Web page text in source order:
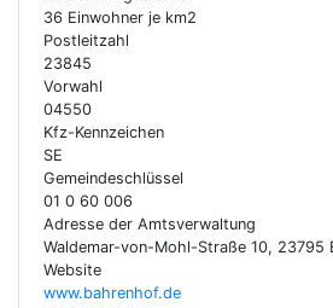
36 Einwohner je km2
Postleitzahl
23845
Vorwahl
04550
Kfz-Kennzeichen
SE
Gemeindeschlüssel
01 0 60 006
Adresse der Amtsverwaltung
Waldemar-von-Mohl-Straße 10, 23795
Website
www.bahrenhof.de